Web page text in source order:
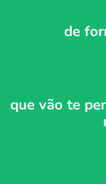
de
que vão te